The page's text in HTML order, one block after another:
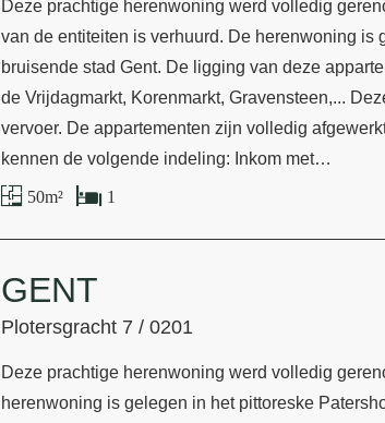
Deze prachtige herenwoning werd volledig
van de entiteiten is verhuurd. De herenwoning is
bruisende stad Gent. De ligging van deze
de Vrijdagmarkt, Korenmarkt, Gravensteen,...
vervoer. De appartementen zijn volledig
kennen de volgende indeling: Inkom met…
50 m² 1
GENT
Plotersgracht 7 / 0201
Deze prachtige herenwoning werd volledig
herenwoning is gelegen in het pittoreske